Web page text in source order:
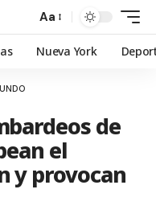
Aa
Nueva York
de
el
y provocan